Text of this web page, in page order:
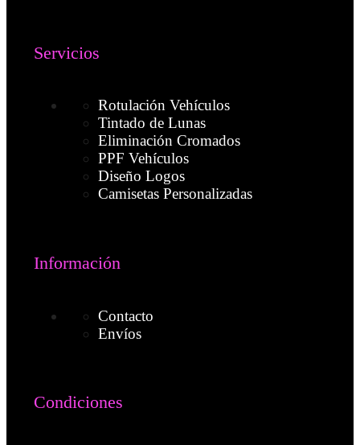
Servicios
Rotulación Vehículos
Tintado de Lunas
Eliminación Cromados
PPF Vehículos
Diseño Logos
Camisetas Personalizadas
Información
Contacto
Envíos
Condiciones